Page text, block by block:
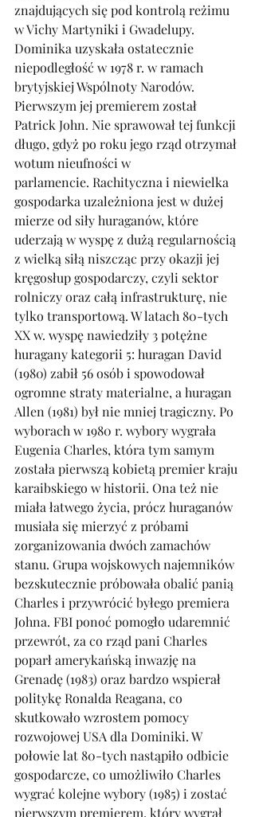
znajdujących się pod kontrolą reżimu
w Vichy Martyniki i Gwadelupy.
Dominika uzyskała ostatecznie
niepodległość w 1978 r. w ramach
brytyjskiej Wspólnoty Narodów.
Pierwszym jej premierem został
Patrick John. Nie sprawował tej funkcji
długo, gdyż po roku jego rząd otrzymał
wotum nieufności w
parlamencie. Rachityczna i niewielka
gospodarka uzależniona jest w dużej
mierze od siły huraganów, które
uderzają w wyspę z dużą regularnością
z wielką siłą niszcząc przy okazji jej
kręgosłup gospodarczy, czyli sektor
rolniczy oraz całą infrastrukturę, nie
tylko transportową. W latach 80-tych
XX w. wyspę nawiedziły 3 potężne
huragany kategorii 5: huragan David
(1980) zabił 56 osób i spowodował
ogromne straty materialne, a huragan
Allen (1981) był nie mniej tragiczny. Po
wyborach w 1980 r. wybory wygrała
Eugenia Charles, która tym samym
została pierwszą kobietą premier kraju
karaibskiego w historii. Ona też nie
miała łatwego życia, prócz huraganów
musiała się mierzyć z próbami
zorganizowania dwóch zamachów
stanu. Grupa wojskowych najemników
bezskutecznie próbowała obalić panią
Charles i przywrócić byłego premiera
Johna. FBI ponoć pomogło udaremnić
przewrót, za co rząd pani Charles
poparł amerykańską inwazję na
Grenadę (1983) oraz bardzo wspierał
politykę Ronalda Reagana, co
skutkowało wzrostem pomocy
rozwojowej USA dla Dominiki. W
połowie lat 80-tych nastąpiło odbicie
gospodarcze, co umożliwiło Charles
wygrać kolejne wybory (1985) i zostać
pierwszym premierem, który wygrał